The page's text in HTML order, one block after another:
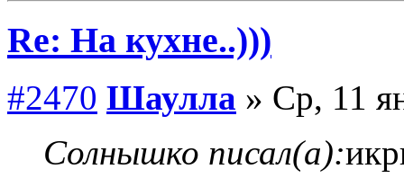
Re: На кухне..)))
#2470 Шаулла » Ср, 11
Солнышко писал(а):